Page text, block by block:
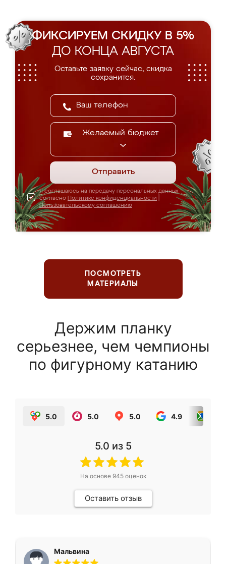
ФИКСИРУЕМ СКИДКУ В 5%
ДО КОНЦА АВГУСТА
Оставьте заявку сейчас, скидка
сохранится.
Желаемый бюджет
Отправить
Я соглашаюсь на передачу персональных данных
согласно Политике конфиденциальности
Пользовательскому соглашению
ПОСМОТРЕТЬ
МАТЕРИАЛЫ
Держим планку
серьезнее, чем чемпионы
по фигурному катанию
5.0 5.0 5.0 4.9
5.0 из 5
На основе 945оценок
Оставить отзыв
Мальвина